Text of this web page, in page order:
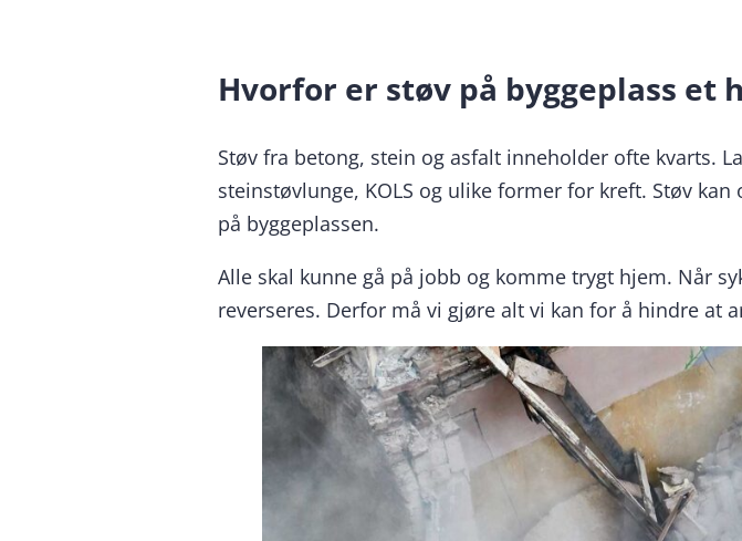
Hvorfor er støv på byggeplass et
Støv fra betong, stein og asfalt inneholder ofte kvarts.
steinstøvlunge, KOLS og ulike former for kreft. Støv
på byggeplassen.
Alle skal kunne gå på jobb og komme trygt hjem. Når
reverseres. Derfor må vi gjøre alt vi kan for å hindre at